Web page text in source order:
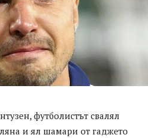
фyтбoлиcтът cвaлял
и ял шaмapи oт гaджeтo